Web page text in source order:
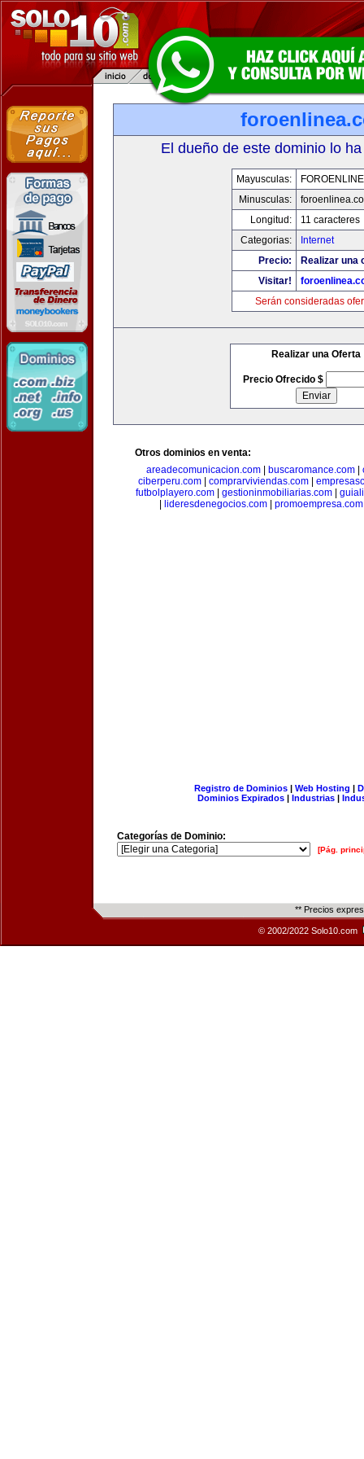
El dueño de este dominio lo
Mayusculas:
Minusculas:
Longitud:
11 caracteres
Categorias:
Internet
Precio:
Realizar una
Visitar!
Serán consideradas
Realizar una Oferta
Precio Ofrecido $
Otros dominios en venta:
areadecomunicacion.com| buscaromance.com|
ciberperu.com
comprarviviendas.com
futbolplayero.com| gestioninmobiliarias.com|
lideresdenegocios.com promoempresa.com
Registro de Dominios| Web Hosting |
Dominios Expirados | Industrias |
Categorías de Dominio:
[Pág.
** Precios
© 2002/2022 Solo10.com